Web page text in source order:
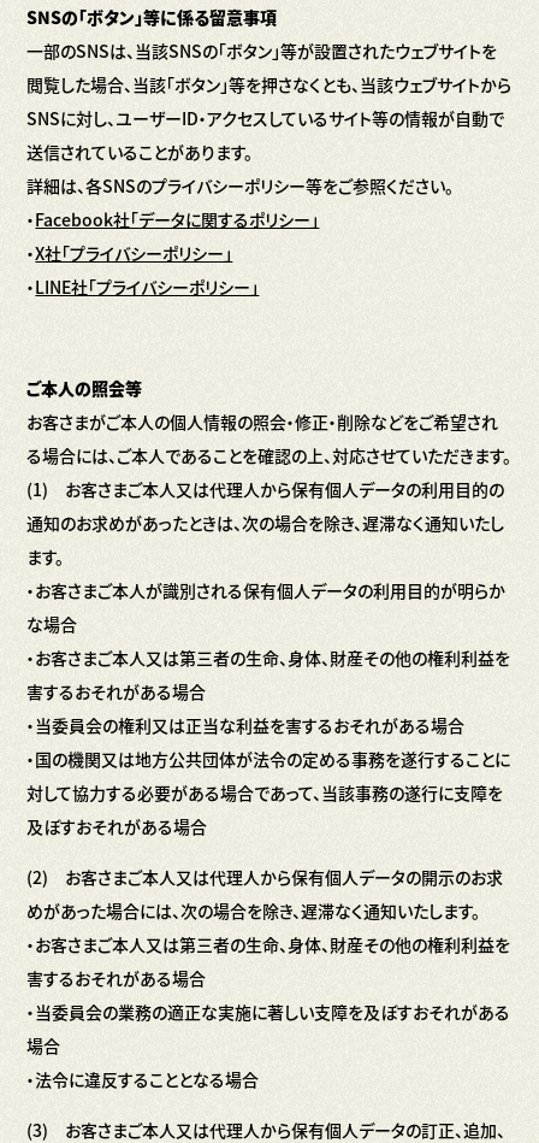
SNSの「ボタン」等に係る留意事項
一部のSNSは、当該SNSの「ボタン」等が設置されたウェブサイトを
閲覧した場合、当該「ボタン」等を押さなくとも、当該ウェブサイトから
SNSに対し、ユーザーID・アクセスしているサイト等の情報が自動で
送信されていることがあります。
詳細は、各SNSのプライバシーポリシー等をご参照ください。
・Facebook社「データに関するポリシー」
・X社「プライバシーポリシー」
・LINE社「プライバシーポリシー」
ご本人の照会等
お客さまがご本人の個人情報の照会・修正・削除などをご希望され
る場合には、ご本人であることを確認の上、対応させていただきます。
(1) お客さまご本人又は代理人から保有個人データの利用目的の
通知のお求めがあったときは、次の場合を除き、遅滞なく通知いたし
ます。
・お客さまご本人が識別される保有個人データの利用目的が明らか
な場合
・お客さまご本人又は第三者の生命、身体、財産その他の権利利益を
害するおそれがある場合
・当委員会の権利又は正当な利益を害するおそれがある場合
・国の機関又は地方公共団体が法令の定める事務を遂行することに
対して協力する必要がある場合であって、当該事務の遂行に支障を
及ぼすおそれがある場合
(2) お客さまご本人又は代理人から保有個人データの開示のお求
めがあった場合には、次の場合を除き、遅滞なく通知いたします。
・お客さまご本人又は第三者の生命、身体、財産その他の権利利益を
害するおそれがある場合
・当委員会の業務の適正な実施に著しい支障を及ぼすおそれがある
場合
・法令に違反することとなる場合
(3) お客さまご本人又は代理人から保有個人データの訂正、追加、